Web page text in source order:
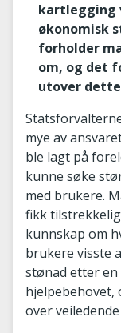
kartlegging
økonomisk
forholder
om, og det
utover
mye av
ble lagt på
kunne søke
med brukere.
fikk
kunnskap om
brukere visste
stønad etter
hjelpebehovet,
over